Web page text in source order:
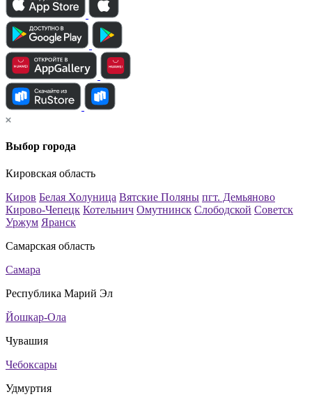
Выбор города
Кировская область
Киров Белая Холуница Вятские Поляны пгт. Демьяново
Кирово-Чепецк Котельнич Омутнинск Слободской Советск
Уржум Яранск
Самарская область
Самара
Республика Марий Эл
Йошкар-Ола
Чувашия
Чебоксары
Удмуртия